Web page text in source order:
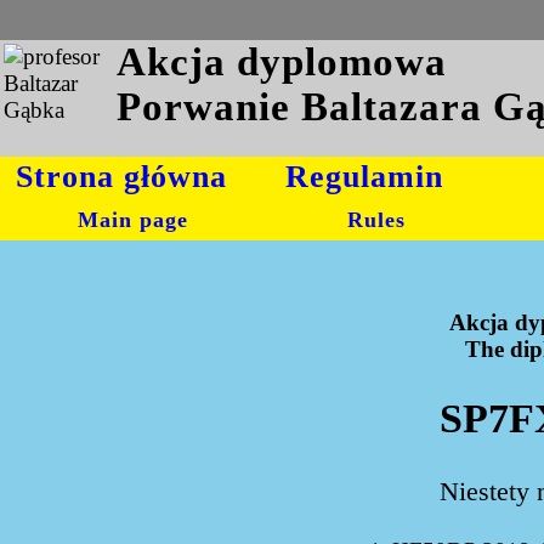
Akcja dyplomowa
Porwanie Baltazara
Strona główna
Main page
Regulamin
Rules
Akcja
The
Niestety